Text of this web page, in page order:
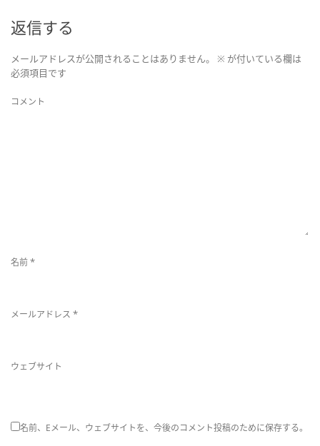
返信する
メールアドレスが公開されることはありません。 ※ が付いている欄は
必須項目です
コメント
名前*
メールアドレス *
ウェブサイト
名前、Eメール、ウェブサイトを、今後のコメント投稿のために保存する。